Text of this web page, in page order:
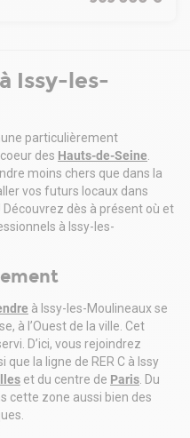
par les entreprises
ou multi-occupation
se constituer un actif
sans travaux
réseau déjà
pour mieux se projeter
des espaces.
inscrit au Registre Spécial
numéro
un Agent Mandataire -
dégagée sur Paris
bureaux, salle de
1er jour
et faux plafond
de Versailles
Station "Issy"
en cours de détermination
Issy-les-
particulièrement
des Hauts-de-Seine.
moins chers que dans la
vos futurs locaux dans
dès à présent où et
à Issy-les-
à Issy-les-Moulineaux se
à l’Ouest de la ville. Cet
D’ici, vous rejoindrez
la ligne de RER C à Issy
et du centre de Paris. Du
cette zone aussi bien des